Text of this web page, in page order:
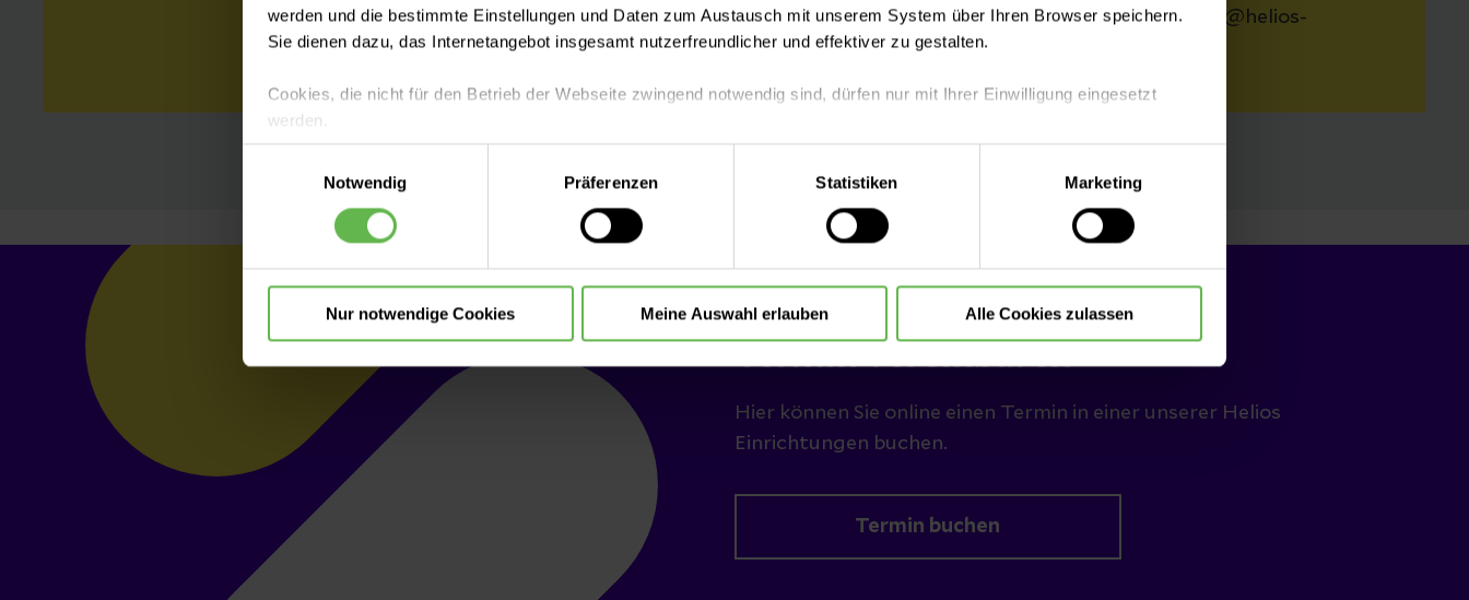
werden und die bestimmte Einstellungen und Daten zum Austausch mit unserem System über Ihren Browser speichern.
Sie dienen dazu, das Internetangebot insgesamt nutzerfreundlicher und effektiver zu gestalten.
Cookies, die nicht für den Betrieb der Webseite zwingend notwendig sind, dürfen nur mit Ihrer Einwilligung eingesetzt
werden.
Es steht Ihnen frei, unsere Seite mit nur den notwendigen Cookies zu benutzen, eine individuelle Auswahl hinsichtlich der
nicht notwendigen Cookies zu treffen oder durch Auswahl von „Alle Cookies akzeptieren“ in die Verwendung aller Cookies
einzuwilligen. Ihre Auswahlentscheidung können Sie jederzeit ändern oder widerrufen.
Notwendig
Präferenzen Statistiken Marketing
Nur notwendige Cookies Meine Auswahl erlauben Alle Cookies zulassen
Mail: Station2APflege@helios-
gesundheit.de
Mail: Station2DPflege@helios-
Termin vereinbaren
Hier können Sie online einen Termin in einer unserer Helios
Einrichtungen buchen.
Termin buchen